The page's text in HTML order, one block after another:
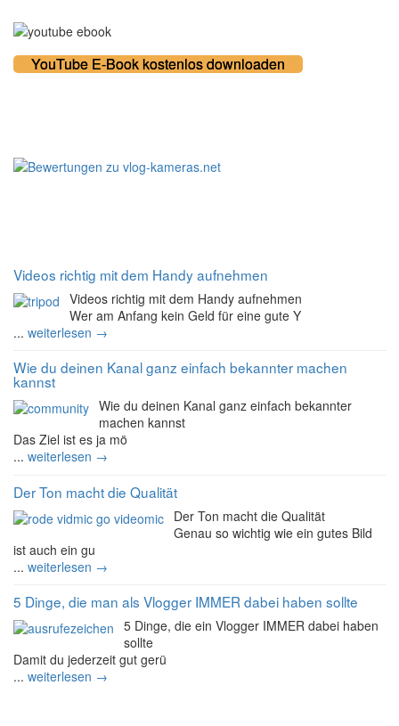
YouTube E-Book kostenlos downloaden
Videos richtig mit dem Handy aufnehmen
Videos richtig mit dem Handy aufnehmen
Wer am Anfang kein Geld für eine gute Y
... weiterlesen →
Wie du deinen Kanal ganz einfach bekannter machen
kannst
Wie du deinen Kanal ganz einfach bekannter
machen kannst
Das Ziel ist es ja mö
... weiterlesen →
Der Ton macht die Qualität
Der Ton macht die Qualität
Genau so wichtig wie ein gutes Bild
ist auch ein gu
... weiterlesen →
5 Dinge, die man als Vlogger IMMER dabei haben sollte
5 Dinge, die ein Vlogger IMMER dabei haben
sollte
Damit du jederzeit gut gerü
... weiterlesen →